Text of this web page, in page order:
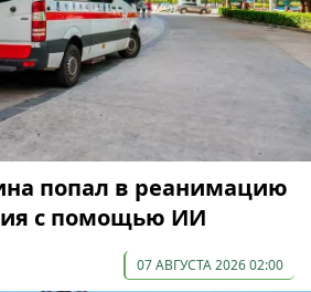
попал в реанимацию
с помощью ИИ
07 АВГУСТА 2026 02:00